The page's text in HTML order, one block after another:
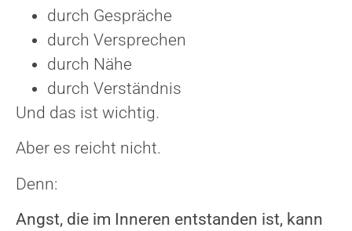
durch Gespräche
durch Versprechen
durch Nähe
durch Verständnis
Und das ist wichtig.
Aber es reicht nicht.
Denn:
Angst, die im Inneren entstanden ist, kann